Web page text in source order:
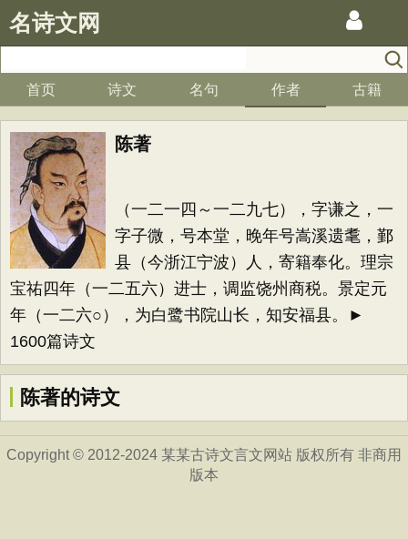
名诗文网
首页 诗文 名句 作者 古籍
陈著
（一二一四～一二九七），字谦之，一
字子微，号本堂，晚年号嵩溪遗耄，鄞
县（今浙江宁波）人，寄籍奉化。理宗
宝祐四年（一二五六）进士，调监饶州商税。景定元
年（一二六○），为白鹭书院山长，知安福县。►
1600篇诗文
陈著的诗文
Copyright © 2012-2024 某某古诗文言文网站 版权所有 非商用
版本